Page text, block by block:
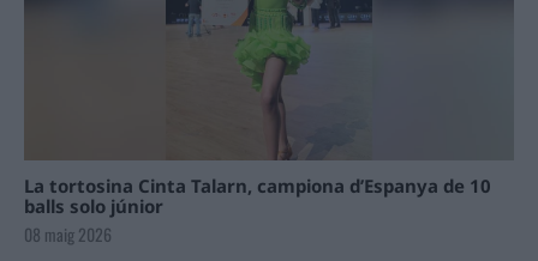
La tortosina Cinta Talarn, campiona d’Espanya de 10
balls solo júnior
08 maig 2026